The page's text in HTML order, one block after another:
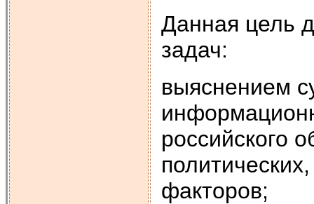
Данная цель
задач:
выяснением
российского
факторов;